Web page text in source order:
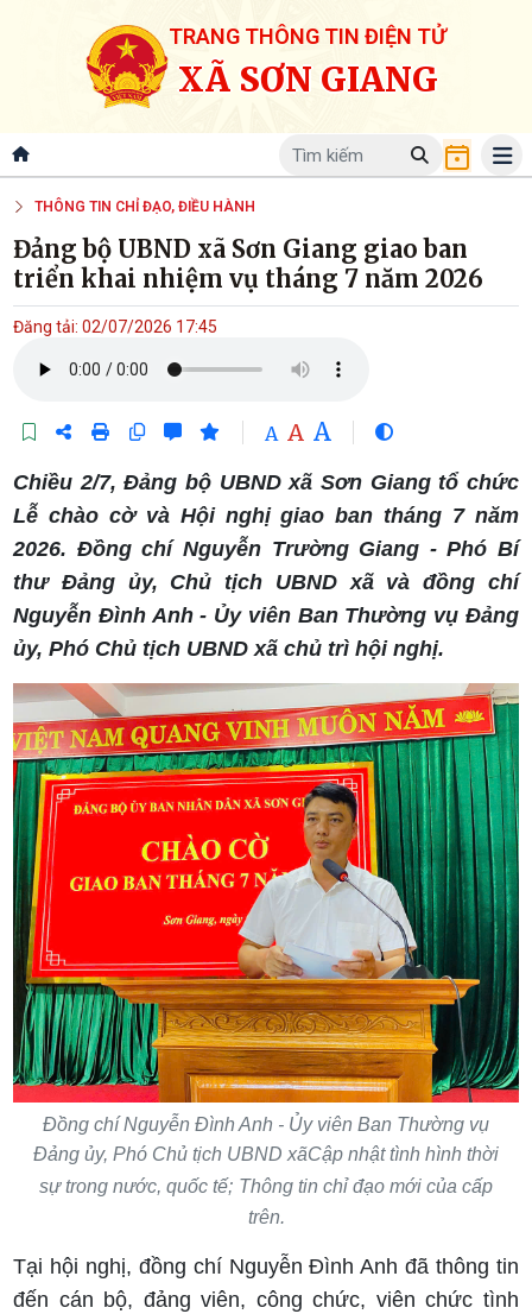
TRANG THÔNG TIN ĐIỆN TỬ
XÃ SƠN GIANG
THÔNG TIN CHỈ ĐẠO, ĐIỀU HÀNH
Đảng bộ UBND xã Sơn Giang giao ban
triển khai nhiệm vụ tháng 7 năm 2026
Đăng tải: 02/07/2026 17:45
A A A
Chiều 2/7, Đảng bộ UBND xã Sơn Giang tổ chức
Lễ chào cờ và Hội nghị giao ban tháng 7 năm
2026. Đồng chí Nguyễn Trường Giang - Phó Bí
thư Đảng ủy, Chủ tịch UBND xã và đồng chí
Nguyễn Đình Anh - Ủy viên Ban Thường vụ Đảng
ủy, Phó Chủ tịch UBND xã chủ trì hội nghị.
Đồng chí Nguyễn Đình Anh - Ủy viên Ban Thường vụ
Đảng ủy, Phó Chủ tịch UBND xãCập nhật tình hình thời
sự trong nước, quốc tế; Thông tin chỉ đạo mới của cấp
trên.
Tại hội nghị, đồng chí Nguyễn Đình Anh đã thông tin
đến cán bộ, đảng viên, công chức, viên chức tình